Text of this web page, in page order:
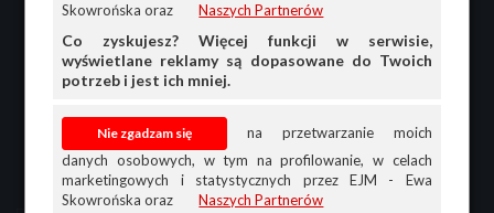
Skowrońska oraz
Naszych Partnerów
Co zyskujesz? Więcej funkcji w serwisie,
wyświetlane reklamy są dopasowane do Twoich
potrzeb i jest ich mniej.
na przetwarzanie moich
danych osobowych, w tym na profilowanie, w celach
marketingowych i statystycznych przez EJM - Ewa
Skowrońska oraz
Naszych Partnerów